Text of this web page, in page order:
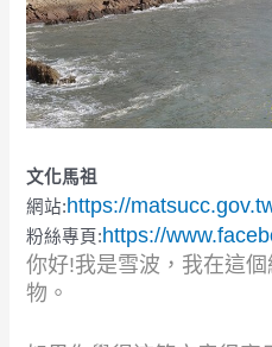
文化馬祖
網站:https://
粉絲專頁:https://
你好!我是雪波，我在這
物。